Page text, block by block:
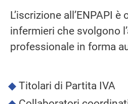
L’iscrizione all’ENPAPI
infermieri che svolgono
professionale in forma
Titolari di Partita IVA